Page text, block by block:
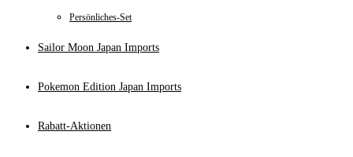
Persönliches-Set
Sailor Moon Japan Imports
Pokemon Edition Japan Imports
Rabatt-Aktionen